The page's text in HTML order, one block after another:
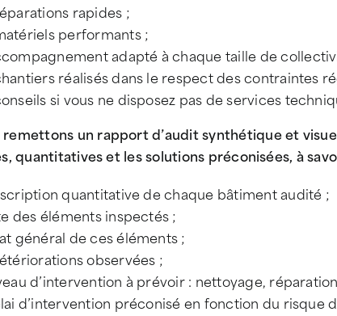
rapides ;
performants ;
adapté à chaque taille de
réalisés dans le respect des contraintes
si vous ne disposez pas de services
remettons un rapport d’audit synthétique et
quantitatives et les solutions préconisées, à
quantitative de chaque bâtiment audité ;
des éléments inspectés ;
général de ces éléments ;
observées ;
d’intervention à prévoir : nettoyage,
d’intervention préconisé en fonction du risque